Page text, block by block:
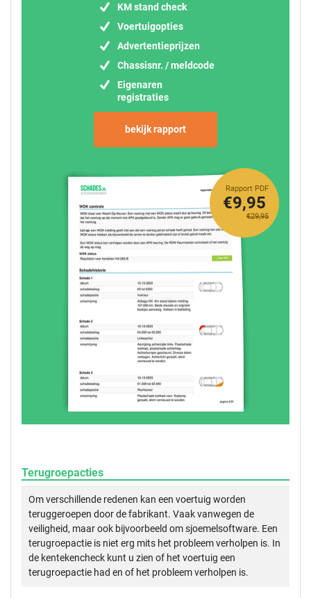
KM stand check
Voertuigopties
Advertentieprijzen
Chassisnr. / meldcode
Eigenaren
registraties
bekijk rapport
Rapport PDF
€29,95
€9,95
Terugroepacties
Om verschillende redenen kan een voertuig worden
teruggeroepen door de fabrikant. Vaak vanwegen de
veiligheid, maar ook bijvoorbeeld om sjoemelsoftware. Een
terugroepactie is niet erg mits het probleem verholpen is. In
de kentekencheck kunt u zien of het voertuig een
terugroepactie had en of het probleem verholpen is.